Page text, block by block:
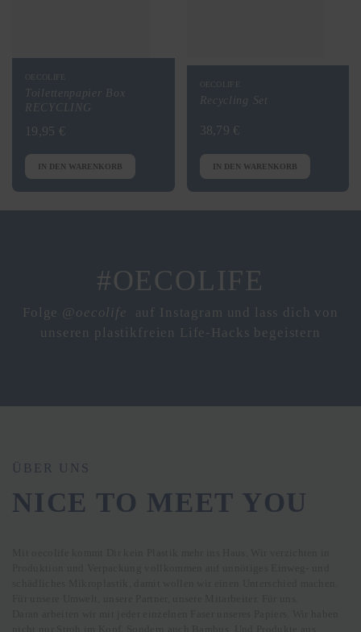
OECOLIFE
Toilettenpapier Box
RECYCLING
19,95 €
IN DEN WARENKORB
OECOLIFE
Recycling Set
38,79 €
IN DEN WARENKORB
#OECOLIFE
Folge @oecolife
auf Instagram und lass dich von
unseren plastikfreien Life-Hacks begeistern
ÜBER UNS
NICE TO MEET YOU